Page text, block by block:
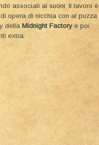
associati ai suoni. Il lavoro è
opera di nicchia con al puzza
della Midnight Factoryè poi
extra: